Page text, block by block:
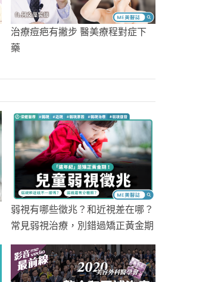
治療痘疤有撇步 醫美療程對症下
藥
弱視有哪些徵兆？和近視差在哪？
常見弱視治療，別錯過矯正黃金期